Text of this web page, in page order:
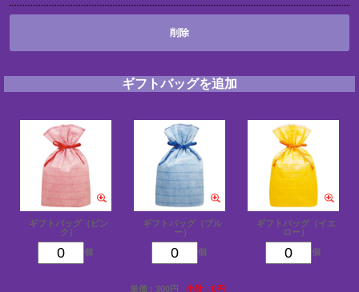
削除
ギフトバッグを追加
ギフトバッグ（ピン
ク）
個
ギフトバッグ（ブル
ー）
個
ギフトバッグ（イエ
ロー）
個
単価 : 300円 小計 : 0円